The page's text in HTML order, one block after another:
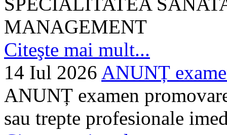
MANAGEMENT
Citeşte mai mult...
14 Iul 2026 ANUNȚ
ANUNȚ examen
sau trepte profesionale